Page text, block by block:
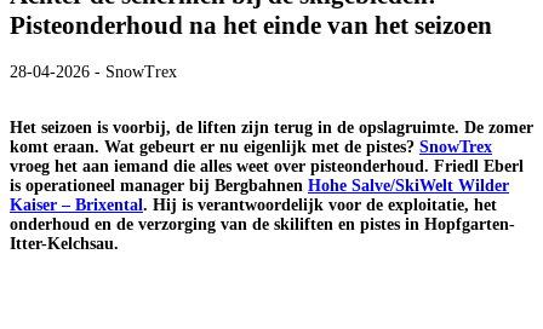
Pisteonderhoud na het einde van het seizoen
28-04-2026 - SnowTrex
Het seizoen is voorbij, de liften zijn terug in de opslagruimte. De zomer
komt eraan. Wat gebeurt er nu eigenlijk met de pistes? SnowTrex
vroeg het aan iemand die alles weet over pisteonderhoud. Friedl Eberl
is operationeel manager bij Bergbahnen Hohe Salve/SkiWelt Wilder
Kaiser – Brixental . Hij is verantwoordelijk voor de exploitatie, het
onderhoud en de verzorging van de skiliften en pistes in Hopfgarten-
Itter-Kelchsau.